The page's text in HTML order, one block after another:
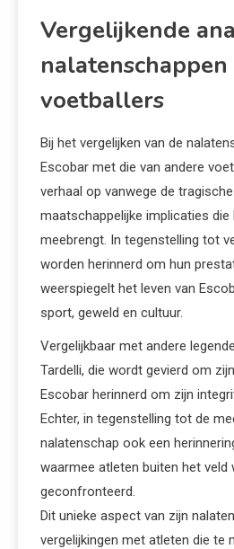
Vergelijkende
voetballers
Bij het vergelijken van de
Escobar met die van andere
verhaal op vanwege de
maatschappelijke implicaties
meebrengt. In tegenstelling tot
worden herinnerd om hun
weerspiegelt het leven van
sport, geweld en cultuur.
Vergelijkbaar met andere
Tardelli, die wordt gevierd om
Escobar herinnerd om zijn
Echter, in tegenstelling tot de
nalatenschap ook een
waarmee atleten buiten het veld
geconfronteerd.
Dit unieke aspect van zijn
vergelijkingen met atleten die te